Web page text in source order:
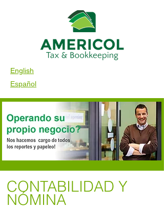
English
Español
CONTABILIDAD Y
NÓMINA